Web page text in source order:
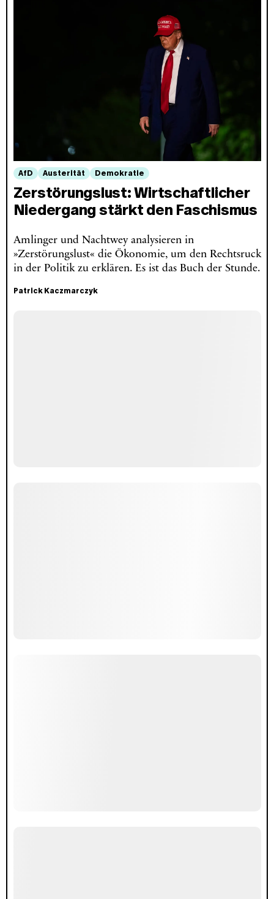
AfD Austerität Demokratie
Zerstörungslust: Wirtschaftlicher
Niedergang stärkt den Faschismus
Amlinger und Nachtwey analysieren in
»Zerstörungslust« die Ökonomie, um den Rechtsruck
in der Politik zu erklären. Es ist das Buch der Stunde.
Patrick Kaczmarczyk